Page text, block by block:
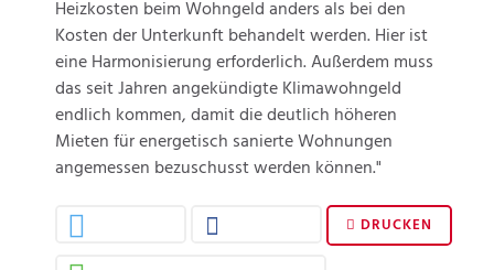
Heizkosten beim Wohngeld anders als bei den
Kosten der Unterkunft behandelt werden. Hier ist
eine Harmonisierung erforderlich. Außerdem muss
das seit Jahren angekündigte Klimawohngeld
endlich kommen, damit die deutlich höheren
Mieten für energetisch sanierte Wohnungen
angemessen bezuschusst werden können."
DRUCKEN